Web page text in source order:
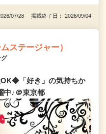
07/28 掲載終了日： 2026/09/04
ステージャー）
OK◆「好き」の気持ちか
中♪＠東京都